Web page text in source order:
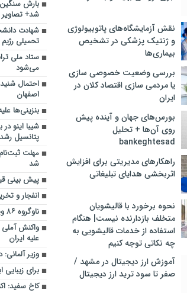
نقش آزمایشگاه‌های پاتوبیولوژی
و ژنتیک پزشکی در تشخیص
بیماری‌ها
بررسی وضعیت خصوصی سازی
یا مردمی سازی اقتصاد کلان در
ایران
بورس‌های جهان و آینده پیش
روی آن‌ها + تحلیل
bankeghtesad
راهکارهای مدیریتی برای افزایش
اثربخشی هدایای تبلیغاتی
نحوه برخورد با قالیشویان
متخلف بازدارنده نیست| هنگام
استفاده از خدمات قالیشویی به
چه نکاتی توجه کنیم
آموزش ارز دیجیتال در مشهد /
صفر تا سود ترید ارز دیجیتال
شد+ تصاویر
شهادت
تحمیلی
ستاد ملی
می‌شود
احتمال
اصفهان
بنزینی‌ها
شیبا اینو
پتانسیل
مهلت
شد
پیش بینی
انفجار و
ناوگروه ۸۶ ویترین پیشرفت‌های کشور است
واکنش آملی
علیه ایران
وزیر
برای زیبایی
کاخ سفید: